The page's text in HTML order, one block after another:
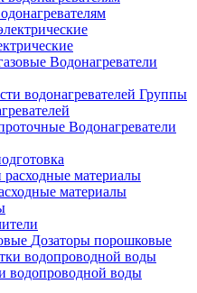
Водонагреватели
Группы
Водонагреватели
материалы
Дозаторы порошковые
водопроводной воды